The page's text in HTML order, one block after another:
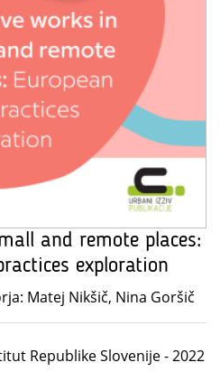
and remote places:
exploration
Matej Nikšič, Nina Goršič
Republike Slovenije - 2022